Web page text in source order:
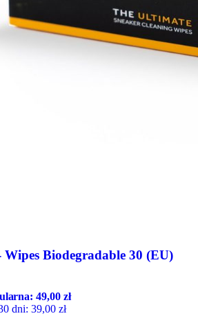
Wipes Biodegradable 30 (EU)
49,00 zł
dni: 39,00 zł